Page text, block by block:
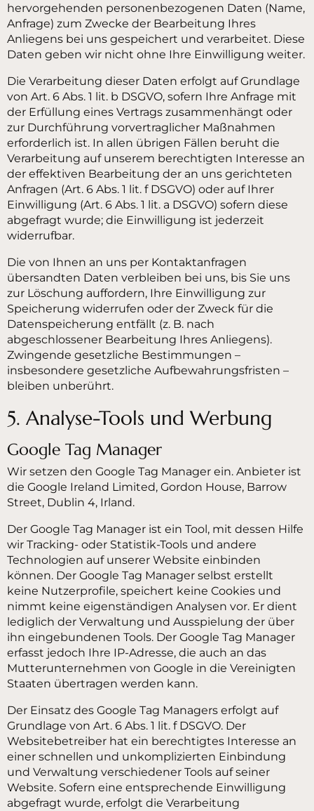
hervorgehenden personenbezogenen Daten (Name,
Anfrage) zum Zwecke der Bearbeitung Ihres
Anliegens bei uns gespeichert und verarbeitet. Diese
Daten geben wir nicht ohne Ihre Einwilligung weiter.
Die Verarbeitung dieser Daten erfolgt auf Grundlage
von Art. 6 Abs. 1 lit. b DSGVO, sofern Ihre Anfrage mit
der Erfüllung eines Vertrags zusammenhängt oder
zur Durchführung vorvertraglicher Maßnahmen
erforderlich ist. In allen übrigen Fällen beruht die
Verarbeitung auf unserem berechtigten Interesse an
der effektiven Bearbeitung der an uns gerichteten
Anfragen (Art. 6 Abs. 1 lit. f DSGVO) oder auf Ihrer
Einwilligung (Art. 6 Abs. 1 lit. a DSGVO) sofern diese
abgefragt wurde; die Einwilligung ist jederzeit
widerrufbar.
Die von Ihnen an uns per Kontaktanfragen
übersandten Daten verbleiben bei uns, bis Sie uns
zur Löschung auffordern, Ihre Einwilligung zur
Speicherung widerrufen oder der Zweck für die
Datenspeicherung entfällt (z. B. nach
abgeschlossener Bearbeitung Ihres Anliegens).
Zwingende gesetzliche Bestimmungen –
insbesondere gesetzliche Aufbewahrungsfristen –
bleiben unberührt.
5. Analyse-Tools und Werbung
Google Tag Manager
Wir setzen den Google Tag Manager ein. Anbieter ist
die Google Ireland Limited, Gordon House, Barrow
Street, Dublin 4, Irland.
Der Google Tag Manager ist ein Tool, mit dessen Hilfe
wir Tracking- oder Statistik-Tools und andere
Technologien auf unserer Website einbinden
können. Der Google Tag Manager selbst erstellt
keine Nutzerprofile, speichert keine Cookies und
nimmt keine eigenständigen Analysen vor. Er dient
lediglich der Verwaltung und Ausspielung der über
ihn eingebundenen Tools. Der Google Tag Manager
erfasst jedoch Ihre IP-Adresse, die auch an das
Mutterunternehmen von Google in die Vereinigten
Staaten übertragen werden kann.
Der Einsatz des Google Tag Managers erfolgt auf
Grundlage von Art. 6 Abs. 1 lit. f DSGVO. Der
Websitebetreiber hat ein berechtigtes Interesse an
einer schnellen und unkomplizierten Einbindung
und Verwaltung verschiedener Tools auf seiner
Website. Sofern eine entsprechende Einwilligung
abgefragt wurde, erfolgt die Verarbeitung